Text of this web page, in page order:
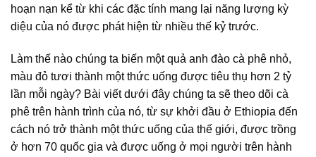
hoạn nạn kể từ khi các đặc tính mang lại năng lượng kỳ
diệu của nó được phát hiện từ nhiều thế kỷ trước.
Làm thế nào chúng ta biến một quả anh đào cà phê nhỏ,
màu đỏ tươi thành một thức uống được tiêu thụ hơn 2 tỷ
lần mỗi ngày? Bài viết dưới đây chúng ta sẽ theo dõi cà
phê trên hành trình của nó, từ sự khởi đầu ở Ethiopia đến
cách nó trở thành một thức uống của thế giới, được trồng
ở hơn 70 quốc gia và được uống ở mọi người trên hành